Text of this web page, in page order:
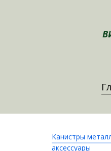
Канистры
аксессуары